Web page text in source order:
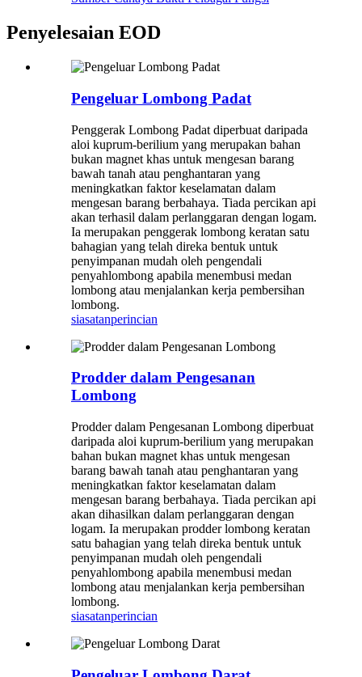
Penyelesaian EOD
Pengeluar Lombong Padat
Penggerak Lombong Padat diperbuat daripada
aloi kuprum-berilium yang merupakan bahan
bukan magnet khas untuk mengesan barang
bawah tanah atau penghantaran yang
meningkatkan faktor keselamatan dalam
mengesan barang berbahaya. Tiada percikan api
akan terhasil dalam perlanggaran dengan logam.
Ia merupakan penggerak lombong keratan satu
bahagian yang telah direka bentuk untuk
penyimpanan mudah oleh pengendali
penyahlombong apabila menembusi medan
lombong atau menjalankan kerja pembersihan
lombong.
siasatanperincian
Prodder dalam Pengesanan
Lombong
Prodder dalam Pengesanan Lombong diperbuat
daripada aloi kuprum-berilium yang merupakan
bahan bukan magnet khas untuk mengesan
barang bawah tanah atau penghantaran yang
meningkatkan faktor keselamatan dalam
mengesan barang berbahaya. Tiada percikan api
akan dihasilkan dalam perlanggaran dengan
logam. Ia merupakan prodder lombong keratan
satu bahagian yang telah direka bentuk untuk
penyimpanan mudah oleh pengendali
penyahlombong apabila menembusi medan
lombong atau menjalankan kerja pembersihan
lombong.
siasatanperincian